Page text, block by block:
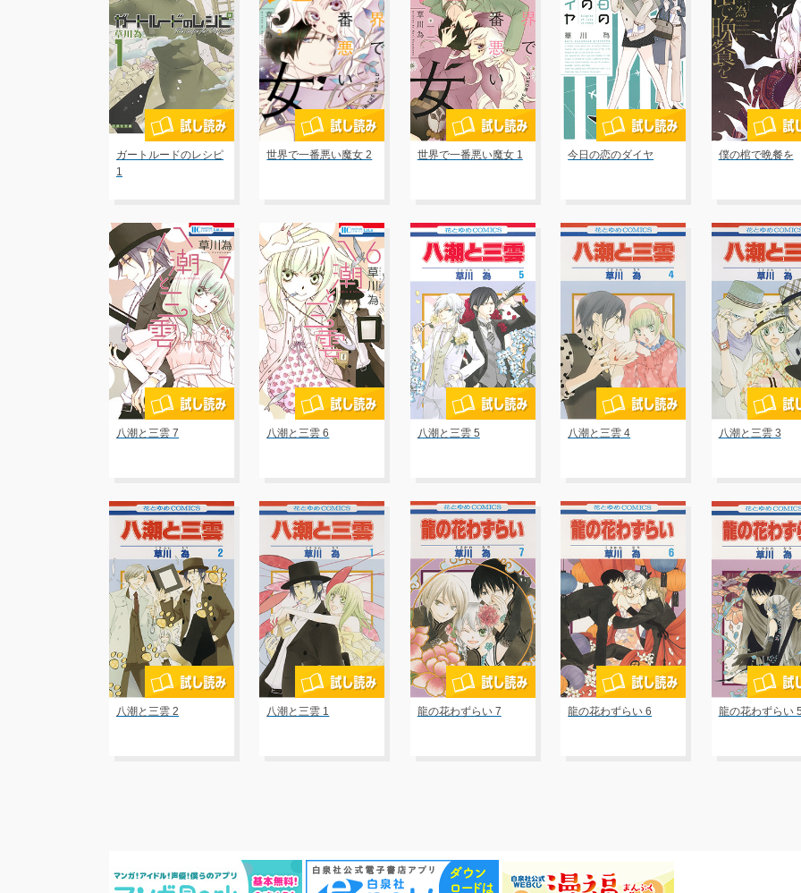
ガートルードのレシピ
1
世界で一番悪い魔女 2 世界で一番悪い魔女 1 今日の恋のダイヤ 僕の棺で晩餐を
八潮と三雲 7 八潮と三雲 6 八潮と三雲 5 八潮と三雲 4 八潮と三雲 3
八潮と三雲 2 八潮と三雲 1 龍の花わずらい 7 龍の花わずらい 6 龍の花わずらい